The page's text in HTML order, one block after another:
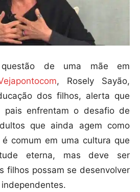
questão de uma mãe em
, Rosely Sayão,
dos filhos, alerta que
pais enfrentam o desafio de
que ainda agem como
comum em uma cultura que
eterna, mas deve ser
filhos possam se desenvolver